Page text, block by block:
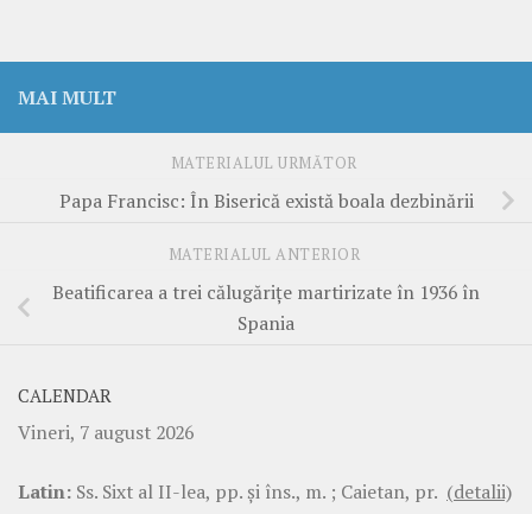
MAI MULT
MATERIALUL URMĂTOR
Papa Francisc: În Biserică există boala dezbinării
MATERIALUL ANTERIOR
Beatificarea a trei călugărițe martirizate în 1936 în
Spania
CALENDAR
Vineri, 7 august 2026
Latin: Ss. Sixt al II-lea, pp. şi îns., m. ; Caietan, pr. (detalii)